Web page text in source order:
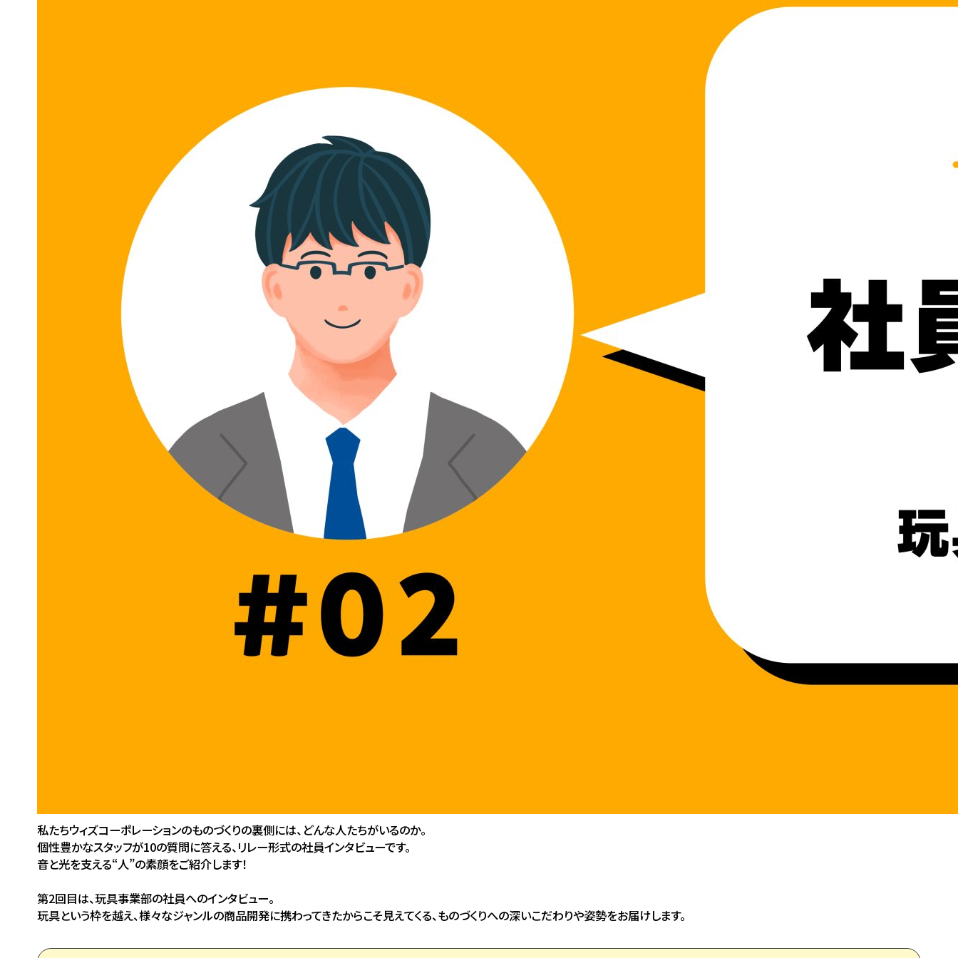
私たちウィズコーポレーションのものづくりの裏側には、どんな人たちがいるのか。
個性豊かなスタッフが10の質問に答える、リレー形式の社員インタビューです。
音と光を支える“人”の素顔をご紹介します！
第2回目は、玩具事業部の社員へのインタビュー。
玩具という枠を越え、様々なジャンルの商品開発に携わってきたからこそ見えてくる、ものづくりへの深いこだわりや姿勢をお届けします。